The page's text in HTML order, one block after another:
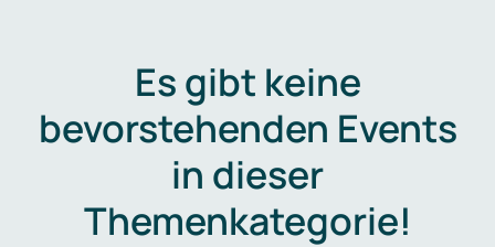
Es gibt keine
bevorstehenden Events
in dieser
Themenkategorie!